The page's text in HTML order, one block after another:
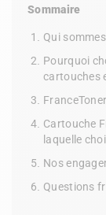
Sommaire
Qui
Pourquoi
cartouches
Cartouche
laquelle
Nos
Questions